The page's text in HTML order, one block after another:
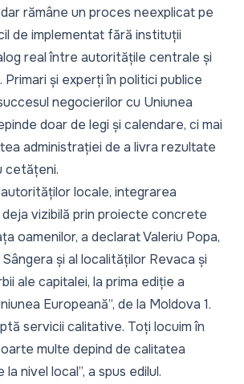
rămâne un proces neexplicat pe
de implementat fără instituții
real între autoritățile centrale și
și experți în politici publice
negocierilor cu Uniunea
doar de legi și calendare, ci mai
administrației de a livra rezultate
cetățeni.
locale, integrarea
vizibilă prin proiecte concrete
oamenilor, a declarat Valeriu Popa,
și al localităților Revaca și
ale capitalei, la prima ediție a
Europeană”, de la Moldova 1.
servicii calitative. Toți locuim în
multe depind de calitatea
nivel local”, a spus edilul.